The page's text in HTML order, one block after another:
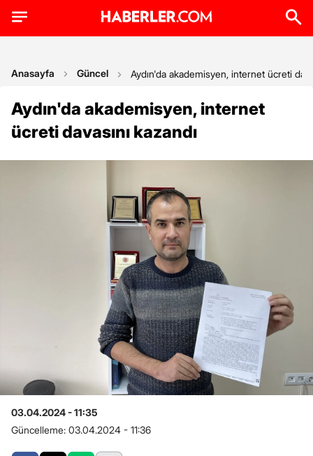
Anasayfa Güncel Aydın'da akademisyen, internet ücreti
Aydın'da akademisyen, internet
ücreti davasını kazandı
03.04.2024 - 11:35
Güncelleme: 03.04.2024 - 11:36